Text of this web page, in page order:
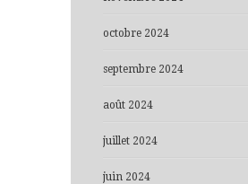
octobre 2024
septembre 2024
août 2024
juillet 2024
juin 2024